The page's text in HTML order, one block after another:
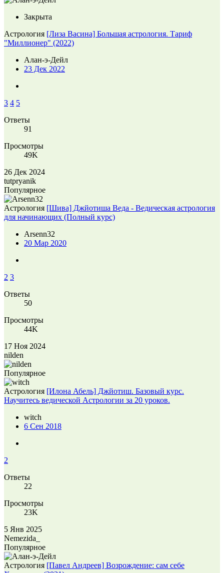
Закрыта
Астрология [Лиза Васина] Большая астрология. Тариф
"Миллионер" (2022)
Алан-э-Дейл
23 Дек 2022
3 4 5
Ответы
91
Просмотры
49K
26 Дек 2024
tutpryanik
Популярное
Астрология [Шива] Джйотиша Веда - Ведическая астрология
для начинающих (Полный курс)
Arsenn32
20 Мар 2020
2 3
Ответы
50
Просмотры
44K
17 Ноя 2024
nilden
Популярное
Астрология [Илона Абель] Джйотиш. Базовый курс.
Научитесь ведической Астрологии за 20 уроков.
witch
6 Сен 2018
2
Ответы
22
Просмотры
23K
5 Янв 2025
Nemezida_
Популярное
Астрология [Павел Андреев] Возрождение: сам себе